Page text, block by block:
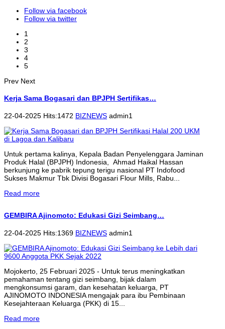
Follow via facebook
Follow via twitter
1
2
3
4
5
Prev Next
Kerja Sama Bogasari dan BPJPH Sertifikas…
22-04-2025 Hits:1472 BIZNEWS admin1
Untuk pertama kalinya, Kepala Badan Penyelenggara Jaminan
Produk Halal (BPJPH) Indonesia, Ahmad Haikal Hassan
berkunjung ke pabrik tepung terigu nasional PT Indofood
Sukses Makmur Tbk Divisi Bogasari Flour Mills, Rabu...
Read more
GEMBIRA Ajinomoto: Edukasi Gizi Seimbang…
22-04-2025 Hits:1369 BIZNEWS admin1
Mojokerto, 25 Februari 2025 - Untuk terus meningkatkan
pemahaman tentang gizi seimbang, bijak dalam
mengkonsumsi garam, dan kesehatan keluarga, PT
AJINOMOTO INDONESIA mengajak para ibu Pembinaan
Kesejahteraan Keluarga (PKK) di 15...
Read more